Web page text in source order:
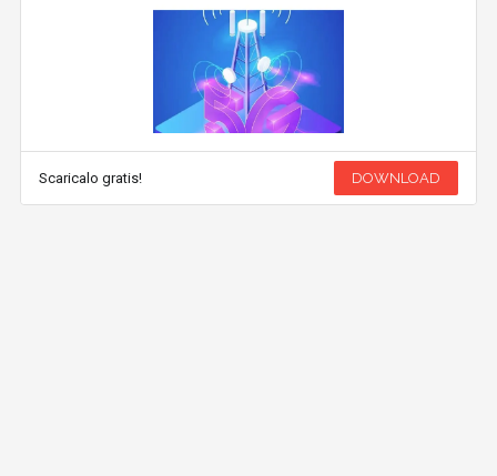
Scaricalo gratis! DOWNLOAD